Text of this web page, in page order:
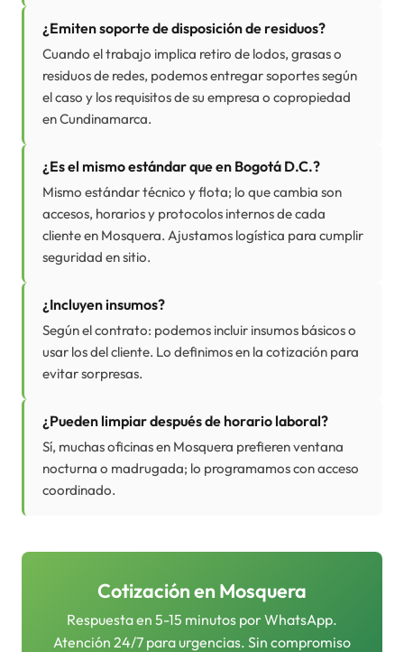
¿Emiten soporte de disposición de residuos?
Cuando el trabajo implica retiro de lodos, grasas o
residuos de redes, podemos entregar soportes según
el caso y los requisitos de su empresa o copropiedad
en Cundinamarca.
¿Es el mismo estándar que en Bogotá D.C.?
Mismo estándar técnico y flota; lo que cambia son
accesos, horarios y protocolos internos de cada
cliente en Mosquera. Ajustamos logística para cumplir
seguridad en sitio.
¿Incluyen insumos?
Según el contrato: podemos incluir insumos básicos o
usar los del cliente. Lo definimos en la cotización para
evitar sorpresas.
¿Pueden limpiar después de horario laboral?
Sí, muchas oficinas en Mosquera prefieren ventana
nocturna o madrugada; lo programamos con acceso
coordinado.
Cotización en Mosquera
Respuesta en 5-15 minutos por WhatsApp.
Atención 24/7 para urgencias. Sin compromiso